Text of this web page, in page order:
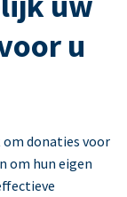
u
donaties voor
om hun eigen